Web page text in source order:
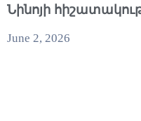
Նինոյի
June 2, 2026